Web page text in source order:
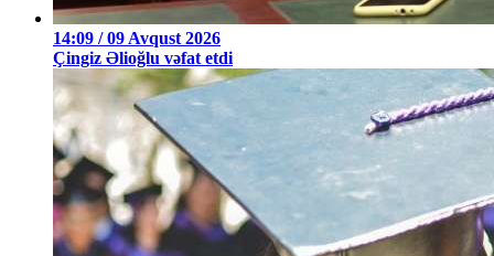
14:09 / 09 Avqust 2026
Çingiz Əlioğlu vəfat etdi